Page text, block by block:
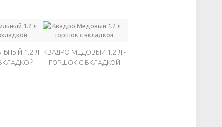
1.2 Л
КВАДРО МЕДОВЫЙ 1.2 Л -
ГОРШОК С ВКЛАДКОЙ